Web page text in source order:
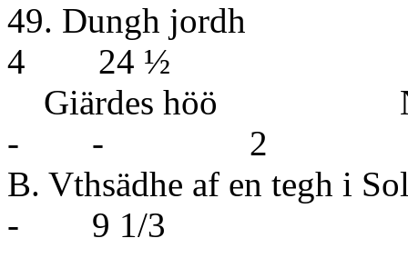
49.
4 24 ½
Giärdes höö
- - 2
B. Vthsädhe af en
- 9 1/3